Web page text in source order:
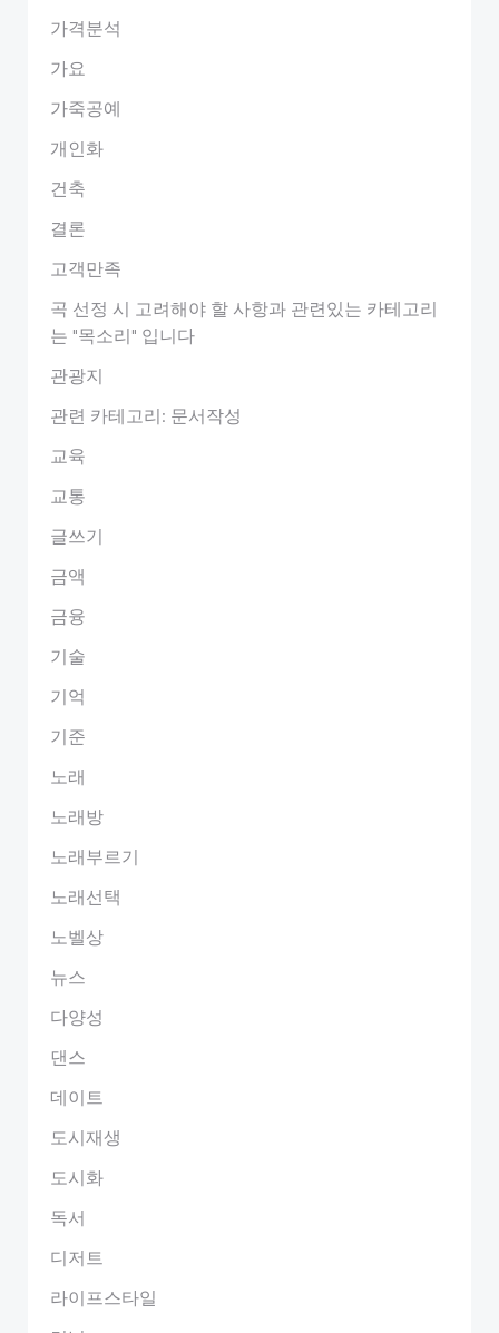
가격분석
가요
가죽공예
개인화
건축
결론
고객만족
곡 선정 시 고려해야 할 사항과 관련있는 카테고리
는 "목소리" 입니다
관광지
관련 카테고리: 문서작성
교육
교통
글쓰기
금액
금융
기술
기억
기준
노래
노래방
노래부르기
노래선택
노벨상
뉴스
다양성
댄스
데이트
도시재생
도시화
독서
디저트
라이프스타일